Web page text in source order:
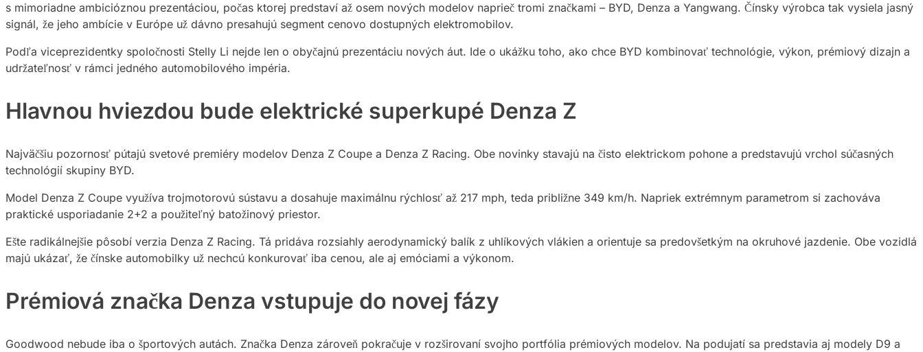
s mimoriadne ambicióznou prezentáciou, počas ktorej predstaví až osem nových modelov naprieč tromi značkami – BYD, Denza a Yangwang. Čínsky výrobca tak vysiela jasný
signál, že jeho ambície v Európe už dávno presahujú segment cenovo dostupných elektromobilov.
Podľa viceprezidentky spoločnosti Stelly Li nejde len o obyčajnú prezentáciu nových áut. Ide o ukážku toho, ako chce BYD kombinovať technológie, výkon, prémiový dizajn a
udržateľnosť v rámci jedného automobilového impéria.
Hlavnou hviezdou bude elektrické superkupé Denza Z
Najväčšiu pozornosť pútajú svetové premiéry modelov Denza Z Coupe a Denza Z Racing. Obe novinky stavajú na čisto elektrickom pohone a predstavujú vrchol súčasných
technológií skupiny BYD.
Model Denza Z Coupe využíva trojmotorovú sústavu a dosahuje maximálnu rýchlosť až 217 mph, teda približne 349 km/h. Napriek extrémnym parametrom si zachováva
praktické usporiadanie 2+2 a použiteľný batožinový priestor.
Ešte radikálnejšie pôsobí verzia Denza Z Racing. Tá pridáva rozsiahly aerodynamický balík z uhlíkových vlákien a orientuje sa predovšetkým na okruhové jazdenie. Obe vozidlá
majú ukázať, že čínske automobilky už nechcú konkurovať iba cenou, ale aj emóciami a výkonom.
Prémiová značka Denza vstupuje do novej fázy
Goodwood nebude iba o športových autách. Značka Denza zároveň pokračuje v rozširovaní svojho portfólia prémiových modelov. Na podujatí sa predstavia aj modely D9 a